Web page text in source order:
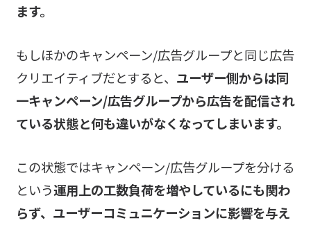
ます。
もしほかのキャンペーン/広告グループと同じ広告
クリエイティブだとすると、 ユーザー側からは同
一キャンペーン/広告グループから広告を配信され
ている状態と何も違いがなくなってしまいます。
この状態ではキャンペーン/広告グループを分ける
という運用上の工数負荷を増やしているにも関わ
らず、ユーザーコミュニケーションに影響を与え